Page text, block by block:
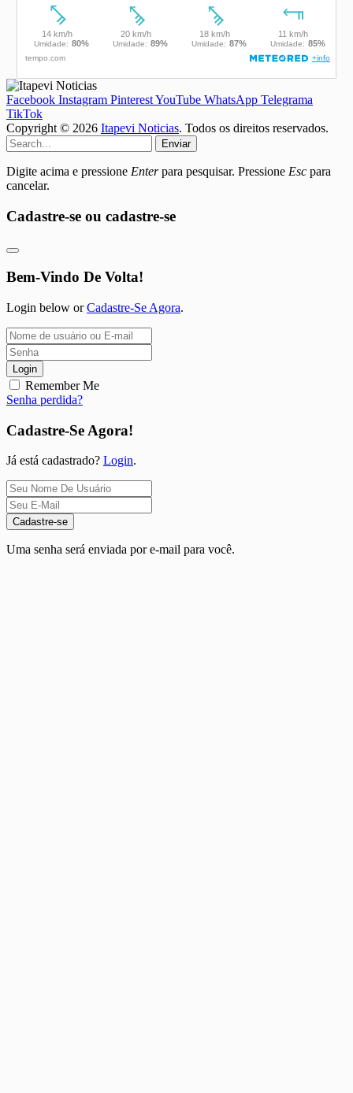
Facebook Instagram PinterestYouTube WhatsApp Telegrama
TikTok
Copyright © 2026 Itapevi Noticias. Todos os direitos reservados.
Enviar
Digite acima e pressione Enterpara pesquisar. Pressione Esc para
cancelar.
Cadastre-se ou cadastre-se
Bem-Vindo De Volta!
Login below orCadastre-Se Agora.
Login
Remember Me
Senha perdida?
Cadastre-Se Agora!
Já está cadastrado? Login.
Cadastre-se
Uma senha será enviada por e-mail para você.